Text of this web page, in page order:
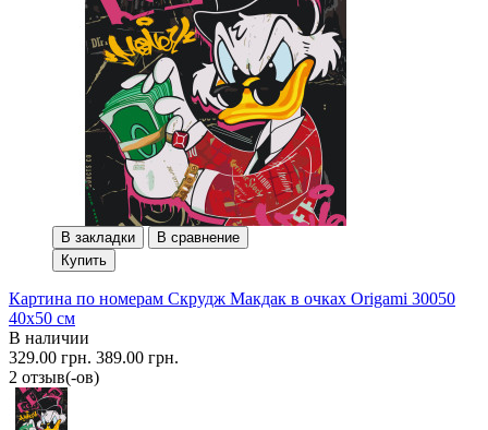
В закладки
В сравнение
Купить
Картина по номерам Скрудж Макдак в очках Origami 30050
40x50 см
В наличии
329.00 грн. 389.00 грн.
2 отзыв(-ов)